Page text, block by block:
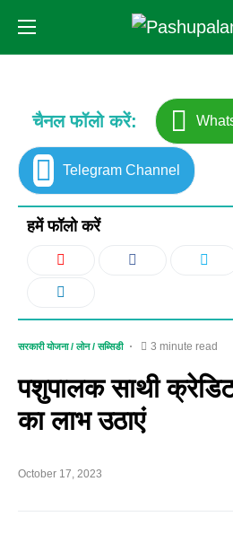
चैनल फॉलो करें:
Telegram Channel
हमें फॉलो करें
सरकारी योजना / लोन / सब्सिडी 3 minute read
पशुपालक साथी क्रेडिट
का लाभ उठाएं
October 17, 2023